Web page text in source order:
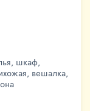
шкаф,
вешалка,